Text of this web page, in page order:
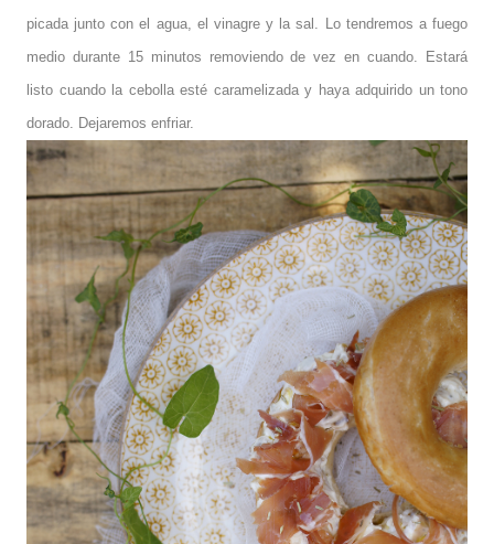
picada junto con el agua, el vinagre y la sal. Lo tendremos a fuego
medio durante 15 minutos removiendo de vez en cuando. Estará
listo cuando la cebolla esté caramelizada y haya adquirido un tono
dorado. Dejaremos enfriar.